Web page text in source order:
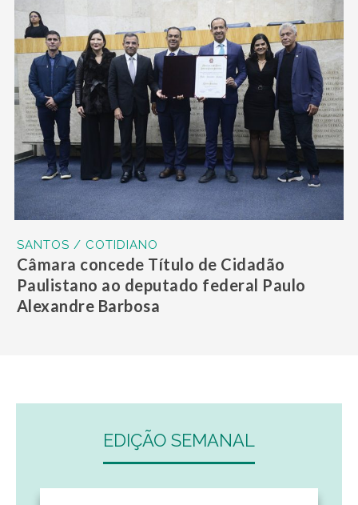
SANTOS / COTIDIANO
Câmara concede Título de Cidadão
Paulistano ao deputado federal Paulo
Alexandre Barbosa
EDIÇÃO SEMANAL